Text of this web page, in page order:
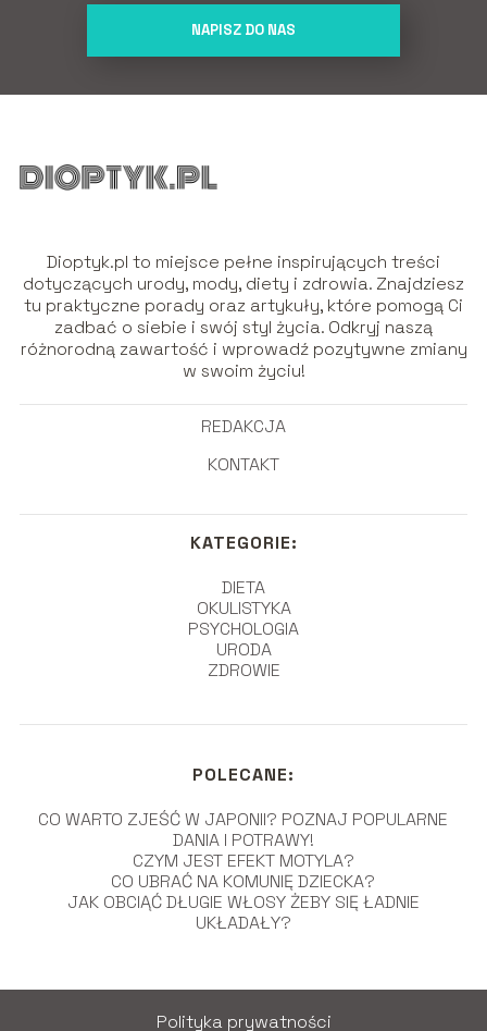
NAPISZ DO NAS
Dioptyk.pl to miejsce pełne inspirujących treści
dotyczących urody, mody, diety i zdrowia. Znajdziesz
tu praktyczne porady oraz artykuły, które pomogą Ci
zadbać o siebie i swój styl życia. Odkryj naszą
różnorodną zawartość i wprowadź pozytywne zmiany
w swoim życiu!
REDAKCJA
KONTAKT
KATEGORIE:
DIETA
OKULISTYKA
PSYCHOLOGIA
URODA
ZDROWIE
POLECANE:
CO WARTO ZJEŚĆ W JAPONII? POZNAJ POPULARNE
DANIA I POTRAWY!
CZYM JEST EFEKT MOTYLA?
CO UBRAĆ NA KOMUNIĘ DZIECKA?
JAK OBCIĄĆ DŁUGIE WŁOSY ŻEBY SIĘ ŁADNIE
UKŁADAŁY?
Polityka prywatności